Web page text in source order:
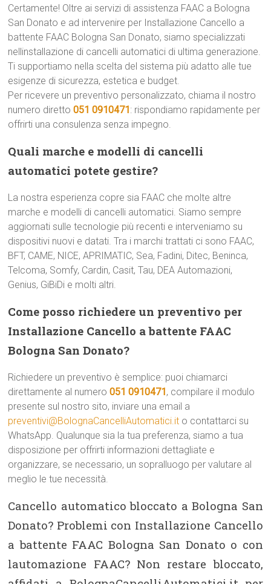
Certamente! Oltre ai servizi di assistenza FAAC a Bologna
San Donato e ad intervenire per Installazione Cancello a
battente FAAC Bologna San Donato, siamo specializzati
nellinstallazione di cancelli automatici di ultima generazione.
Ti supportiamo nella scelta del sistema più adatto alle tue
esigenze di sicurezza, estetica e budget.
Per ricevere un preventivo personalizzato, chiama il nostro
numero diretto051 0910471: rispondiamo rapidamente per
offrirti una consulenza senza impegno.
Quali marche e modelli di cancelli
automatici potete gestire?
La nostra esperienza copre sia FAAC che molte altre
marche e modelli di cancelli automatici. Siamo sempre
aggiornati sulle tecnologie più recenti e interveniamo su
dispositivi nuovi e datati. Tra i marchi trattati ci sono FAAC,
BFT, CAME, NICE, APRIMATIC, Sea, Fadini, Ditec, Beninca,
Telcoma, Somfy, Cardin, Casit, Tau, DEA Automazioni,
Genius, GiBiDi e molti altri.
Come posso richiedere un preventivo per
Installazione Cancello a battente FAAC
Bologna San Donato?
Richiedere un preventivo è semplice: puoi chiamarci
direttamente al numero051 0910471, compilare il modulo
presente sul nostro sito, inviare una email a
preventivi@BolognaCancelliAutomatici.it o contattarci su
WhatsApp. Qualunque sia la tua preferenza, siamo a tua
disposizione per offrirti informazioni dettagliate e
organizzare, se necessario, un sopralluogo per valutare al
meglio le tue necessità.
Cancello automatico bloccato a Bologna San
Donato? Problemi con Installazione Cancello
a battente FAAC Bologna San Donato o con
lautomazione FAAC? Non restare bloccato,